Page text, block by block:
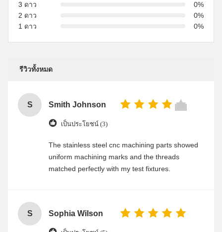
3 ดาว
0%
2 ดาว
0%
1 ดาว
0%
รีวิวทั้งหมด
S Smith Johnson
เป็นประโยชน์ (3)
The stainless steel cnc machining parts showed
uniform machining marks and the threads
matched perfectly with my test fixtures.
S Sophia Wilson